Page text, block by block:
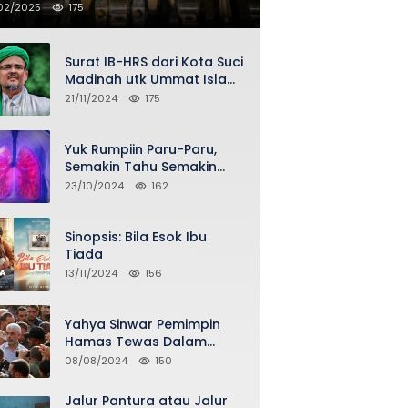
2025 175
Surat IB-HRS dari Kota Suci
Madinah utk Ummat Islam
Indonesia via Penasihat
Bantani
21/11/2024 175
Yuk Rumpiin Paru-Paru,
Semakin Tahu Semakin
Sehat Selalu
23/10/2024 162
Sinopsis: Bila Esok Ibu
Tiada
13/11/2024 156
Yahya Sinwar Pemimpin
Hamas Tewas Dalam
Serangan Israel di Gaza
08/08/2024 150
Jalur Pantura atau Jalur